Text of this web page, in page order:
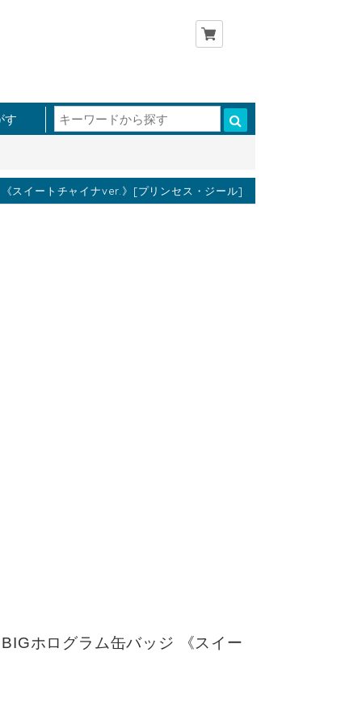
す
スイートチャイナver.》[プリンセス・ジール]
ホログラム缶バッジ 《スイー